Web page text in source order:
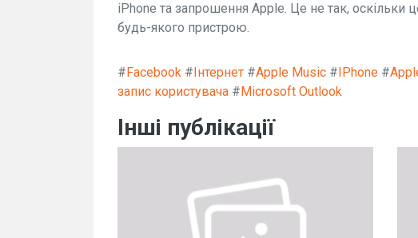
iPhone та запрошення Apple. Це не так, оскільки
будь-якого пристрою.
# Facebook # Інтернет #Apple Music # IPhone #
запис користувача # Microsoft Outlook
Інші публікації